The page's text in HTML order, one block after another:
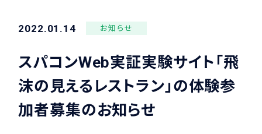
2022.01.14 お知らせ
スパコンWeb実証実験サイト「飛
沫の見えるレストラン」の体験参
加者募集のお知らせ